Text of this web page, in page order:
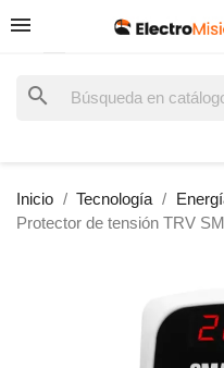
search
Inicio Tecnología
Protector de tensión TRV